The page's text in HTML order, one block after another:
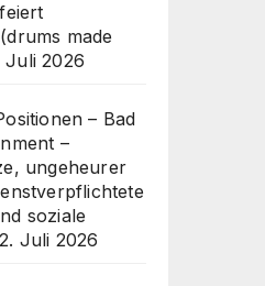
made
Juli 2026
– Bad
–
ungeheurer
soziale
2. Juli 2026